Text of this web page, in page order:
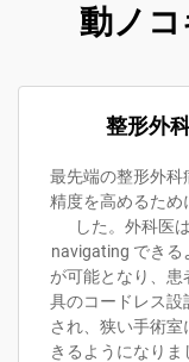
動ノコ
整形外
最先端の整形外科
精度を高めるため
した。外科医
navigating できる
が可能となり、
具のコードレス設
され、狭い手術
きるようになり